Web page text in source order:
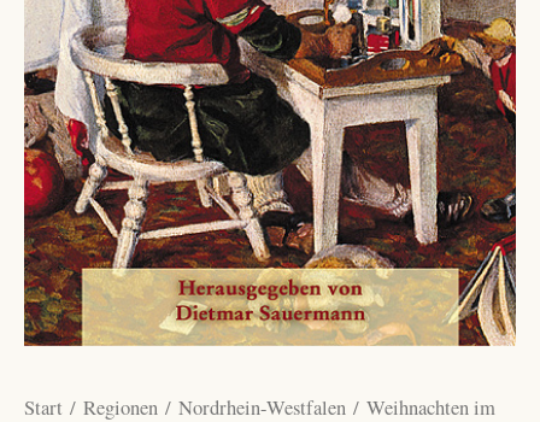
Start / Regionen / Nordrhein-Westfalen / Weihnachten im